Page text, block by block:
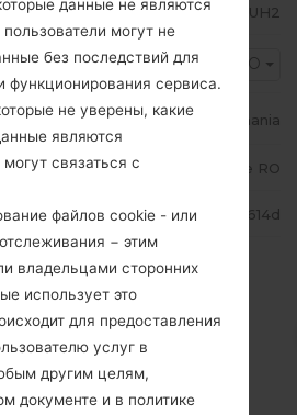
N986BXXU3DUH2
ORO
Romania
Orange RO
RECAPTCHA
данные не являются
могут не
без последствий для
функционирования сервиса.
не уверены, какие
являются
связаться с
файлов cookie - или
− этим
владельцами сторонних
использует это
для предоставления
услуг в
другим целям,
документе и в политике